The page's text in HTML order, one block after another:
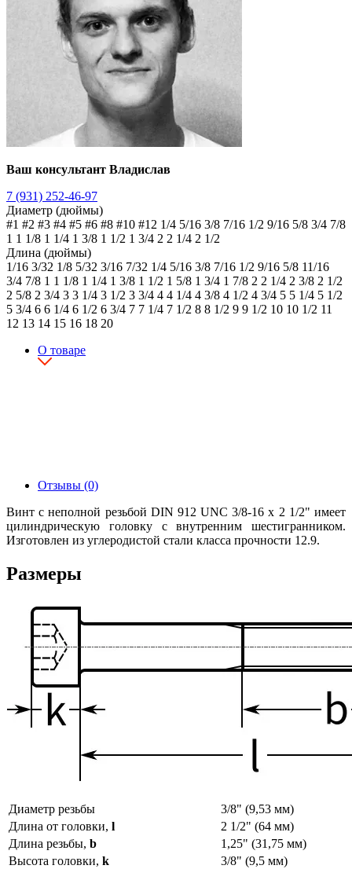
Ваш консультант Владислав
7 (931) 252-46-97
Диаметр (дюймы)
#1 #2 #3 #4 #5 #6 #8 #10 #12 1/4 5/16 3/8 7/16 1/2 9/16 5/8 3/4 7/8
1 1 1/8 1 1/4 1 3/8 1 1/2 1 3/4 2 2 1/4 2 1/2
Длина (дюймы)
1/16 3/32 1/8 5/32 3/16 7/32 1/4 5/16 3/8 7/16 1/2 9/16 5/8 11/16
3/4 7/8 1 1 1/8 1 1/4 1 3/8 1 1/2 1 5/8 1 3/4 1 7/8 2 2 1/4 2 3/8 2 1/2
2 5/8 2 3/4 3 3 1/4 3 1/2 3 3/4 4 4 1/4 4 3/8 4 1/2 4 3/4 5 5 1/4 5 1/2
5 3/4 6 6 1/4 6 1/2 6 3/4 7 7 1/4 7 1/2 8 8 1/2 9 9 1/2 10 10 1/2 11
12 13 14 15 16 18 20
О товаре
Отзывы (0)
Винт с неполной резьбой DIN 912 UNC 3/8-16 x 2 1/2" имеет
цилиндрическую головку с внутренним шестигранником.
Изготовлен из углеродистой стали класса прочности 12.9.
Размеры
Диаметр резьбы
3/8" (9,53 мм)
Длина от головки, l
2 1/2" (64 мм)
Длина резьбы, b
1,25" (31,75 мм)
Высота головки, k
3/8" (9,5 мм)